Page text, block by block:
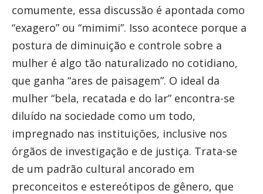
comumente, essa discussão é apontada como
“exagero” ou “mimimi”. Isso acontece porque a
postura de diminuição e controle sobre a
mulher é algo tão naturalizado no cotidiano,
que ganha “ares de paisagem”. O ideal da
mulher “bela, recatada e do lar” encontra-se
diluído na sociedade como um todo,
impregnado nas instituições, inclusive nos
órgãos de investigação e de justiça. Trata-se
de um padrão cultural ancorado em
preconceitos e estereótipos de gênero, que